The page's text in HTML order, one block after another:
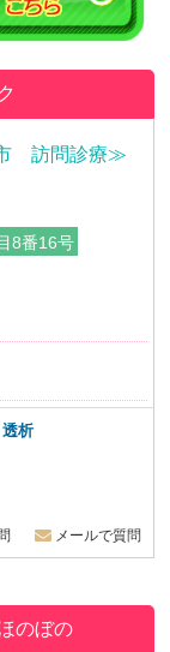
訪問診療≫
8番16号
析
メールで質問
のぼの